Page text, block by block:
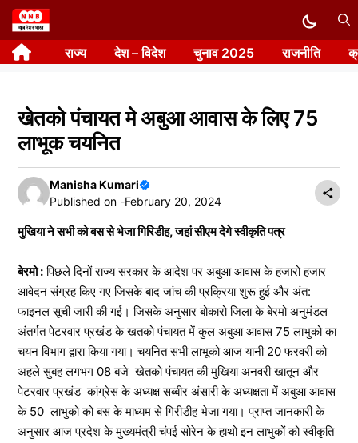
Skip
to
content राज्य देश – विदेश चुनाव 2025 राजनीति
खेतको पंचायत मे अबुआ आवास के लिए 75
लाभूक चयनित
Manisha Kumari
Published on -February 20, 2024
मुखिया ने सभी को बस से भेजा गिरिडीह, जहां सीएम देगे स्वीकृति पत्र
बेरमो :पिछले दिनों राज्य सरकार के आदेश पर अबुआ आवास के हजारो हजार
आवेदन संग्रह किए गए जिसके बाद जांच की प्रक्रिया शुरू हुई और अंत:
फाइनल सूची जारी की गई। जिसके अनुसार बोकारो जिला के बेरमो अनुमंडल
अंतर्गत पेटरवार प्रखंड के खतको पंचायत में कुल अबुआ आवास 75 लाभुको का
चयन विभाग द्वारा किया गया। चयनित सभी लाभूको आज यानी 20 फरवरी को
अहले सुबह लगभग 08 बजे खेतको पंचायत की मुखिया अनवरी खातून और
पेटरवार प्रखंड कांग्रेस के अध्यक्ष सब्बीर अंसारी के अध्यक्षता में अबुआ आवास
के 50 लाभुको को बस के माध्यम से गिरीडीह भेजा गया। प्राप्त जानकारी के
अनुसार आज प्रदेश के मुख्यमंत्री चंपई सोरेन के हाथो इन लाभुकों को स्वीकृति